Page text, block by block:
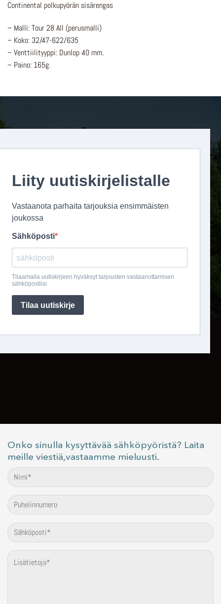
Continental polkupyörän sisärengas
– Malli: Tour 28 All (perusmalli)
– Koko: 32/47-622/635
– Venttiilityyppi: Dunlop 40 mm.
– Paino: 165g.
Onko sinulla kysyttävää sähköpyöristä? Laita
meille viestiä,vastaamme mieluusti.